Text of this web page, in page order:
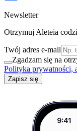
Newsletter
Otrzymuj Aleteia
Twój adres e-mail
Zgadzam się na
Polityka prywatności,
Zapisz się